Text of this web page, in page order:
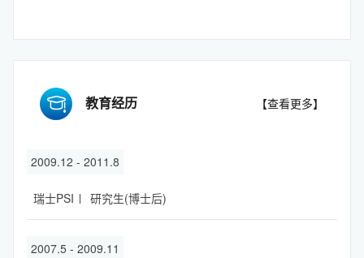
程、寻找TeV能级新物理；蒙特...
【查看更多】
教育经历 【查看更多】
2009.12 - 2011.8
瑞士PSI 研究生(博士后)
2007.5 - 2009.11